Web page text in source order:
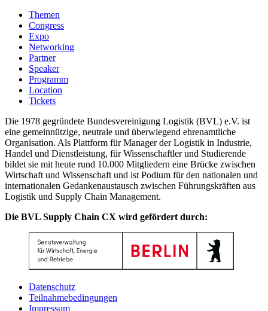
Themen
Congress
Expo
Networking
Partner
Speaker
Programm
Location
Tickets
Die 1978 gegründete Bundesvereinigung Logistik (BVL) e.V. ist
eine gemeinnützige, neutrale und überwiegend ehrenamtliche
Organisation. Als Plattform für Manager der Logistik in Industrie,
Handel und Dienstleistung, für Wissenschaftler und Studierende
bildet sie mit heute rund 10.000 Mitgliedern eine Brücke zwischen
Wirtschaft und Wissenschaft und ist Podium für den nationalen und
internationalen Gedankenaustausch zwischen Führungskräften aus
Logistik und Supply Chain Management.
Die BVL Supply Chain CX wird gefördert durch:
Datenschutz
Teilnahmebedingungen
Impressum